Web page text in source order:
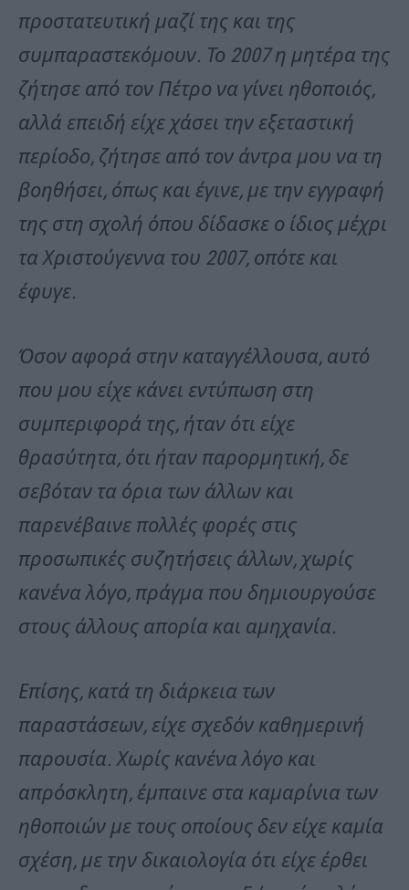
προστατευτική μαζί της και της
συμπαραστεκόμουν. Το 2007 η μητέρα της
ζήτησε από τον Πέτρο να γίνει ηθοποιός,
αλλά επειδή είχε χάσει την εξεταστική
περίοδο, ζήτησε από τον άντρα μου να τη
βοηθήσει, όπως και έγινε, με την εγγραφή
της στη σχολή όπου δίδασκε ο ίδιος μέχρι
τα Χριστούγεννα του 2007, οπότε και
έφυγε.
Όσον αφορά στην καταγγέλλουσα, αυτό
που μου είχε κάνει εντύπωση στη
συμπεριφορά της, ήταν ότι είχε
θρασύτητα, ότι ήταν παρορμητική, δε
σεβόταν τα όρια των άλλων και
παρενέβαινε πολλές φορές στις
προσωπικές συζητήσεις άλλων, χωρίς
κανένα λόγο, πράγμα που δημιουργούσε
στους άλλους απορία και αμηχανία.
Επίσης, κατά τη διάρκεια των
παραστάσεων, είχε σχεδόν καθημερινή
παρουσία. Χωρίς κανένα λόγο και
απρόσκλητη, έμπαινε στα καμαρίνια των
ηθοποιών με τους οποίους δεν είχε καμία
σχέση, με την δικαιολογία ότι είχε έρθει